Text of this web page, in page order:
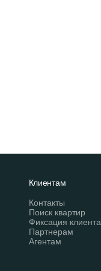
Клиентам
Контакты
Поиск квартир
Фиксация клиента
Партнерам
Агентам